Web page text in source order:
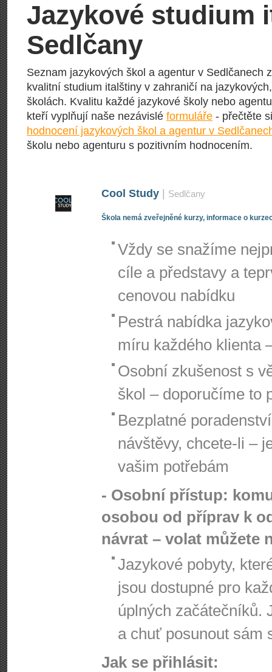
Jazykové studium
Sedlčany
Seznam jazykových škol a agentur v Sedlčanech
kvalitní studium italštiny v zahraničí na
školách. Kvalitu každé jazykové školy nebo
kteří vyplňují naše nezávislé formuláře - přečtěte
hodnocení jazykových škol a agentur v
školu nebo agenturu s pozitivním hodnocením.
Cool Study Sedlčany
Škola nemá zveřejněné kurzy, informace o
Vždy se snažíme
cíle a představy a
cenovou nabídku
Pestrá nabídka
míru každého klienta
Osobní zkušenost s
škol – doporučíme to
Bezplatné
návštěvy, chcete-li –
vašim potřebám
- Osobní přístup:
osobou od příprav k
návrat – volat můžete
Jazykové pobyty,
jsou dostupné pro
úplných začátečníků.
a chuť posunout sám
Jak se přihlásit: